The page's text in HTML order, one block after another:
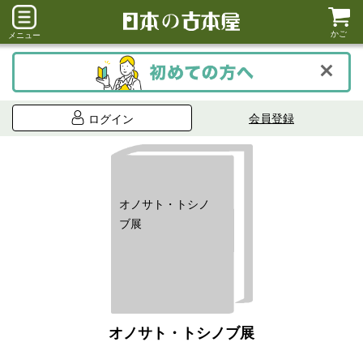
メニュー かご
ログイン 会員登録
オノサト・トシノ
ブ展
オノサト・トシノブ展